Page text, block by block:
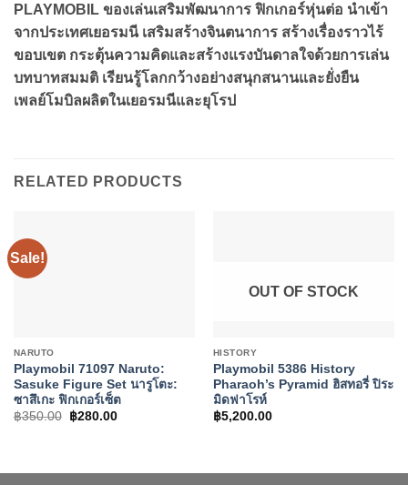
PLAYMOBIL ของเล่นเสริมพัฒนาการ ฟิกเกอร์หุ่นต่อ นำเข้า
จากประเทศเยอรมนี เสริมสร้างจินตนาการ สร้างเรื่องราวไร้
ขอบเขต กระตุ้นความคิดและสร้างแรงบันดาลใจด้วยการเล่น
บทบาทสมมติ เรียนรู้โลกกว้างอย่างสนุกสนานและยั่งยืน
เพลย์โมบิลผลิตในเยอรมนีและยุโรป
RELATED PRODUCTS
Sale!
NARUTO
Playmobil 71097 Naruto:
Sasuke Figure Set นารูโตะ:
ซาสึเกะ ฟิกเกอร์เซ็ต
฿350.00
Original
฿280.00Current
OUT OF STOCK
HISTORY
Playmobil 5386 History
Pharaoh’s Pyramid ฮิสทอรี่ ปิระ
มิดฟาโรห์
฿5,200.00